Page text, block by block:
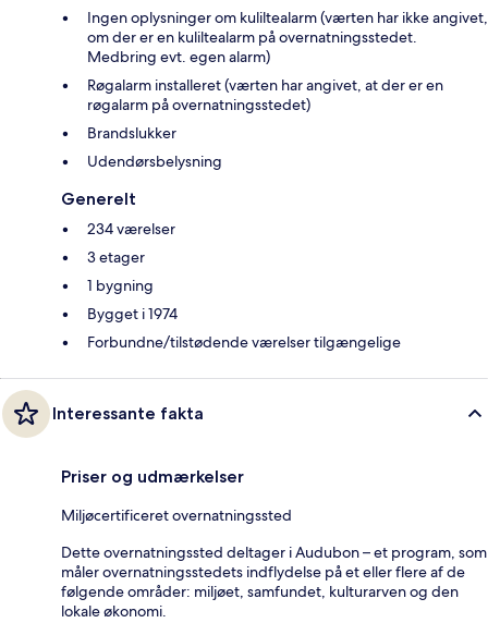
Ingen oplysninger om kuliltealarm (værten har ikke angivet,
om der er en kuliltealarm på overnatningsstedet.
Medbring evt. egen alarm)
Røgalarm installeret (værten har angivet, at der er en
røgalarm på overnatningsstedet)
Brandslukker
Udendørsbelysning
Generelt
234 værelser
3 etager
1 bygning
Bygget i 1974
Forbundne/tilstødende værelser tilgængelige
Interessante fakta
Priser og udmærkelser
Miljøcertificeret overnatningssted
Dette overnatningssted deltager i Audubon – et program, som
måler overnatningsstedets indflydelse på et eller flere af de
følgende områder: miljøet, samfundet, kulturarven og den
lokale økonomi.